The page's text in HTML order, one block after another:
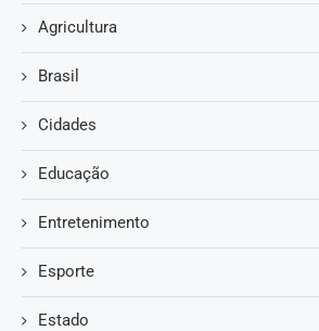
Agricultura
Brasil
Cidades
Educação
Entretenimento
Esporte
Estado